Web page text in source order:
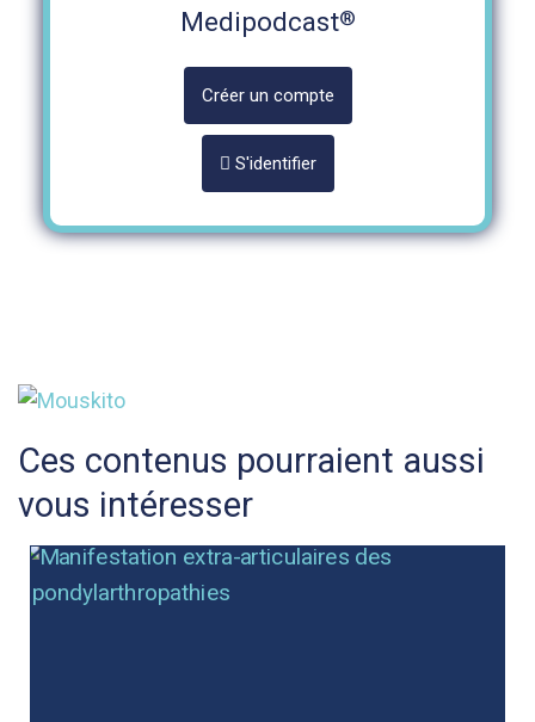
Medipodcast®
Créer un compte
S'identifier
Ces contenus pourraient aussi
vous intéresser